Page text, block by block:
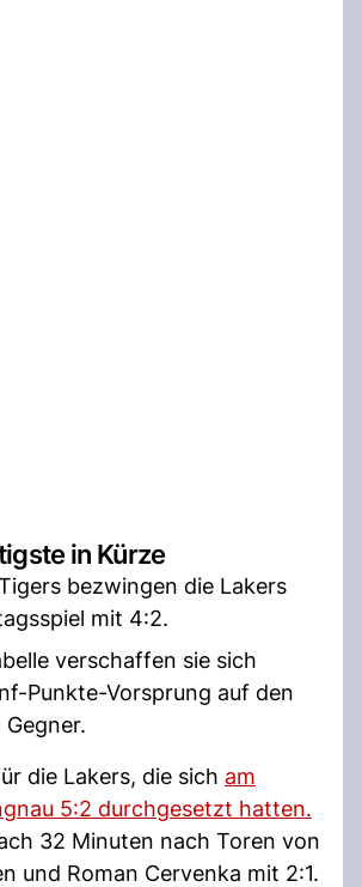
in Kürze
bezwingen die Lakers
mit 4:2.
verschaffen sie sich
Punkte-Vorsprung auf den
die Lakers, die sich am
5:2 durchgesetzt hatten.
32 Minuten nach Toren von
und Roman Cervenka mit 2:1.